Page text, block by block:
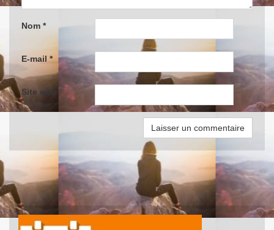
Nom *
E-mail *
Site web